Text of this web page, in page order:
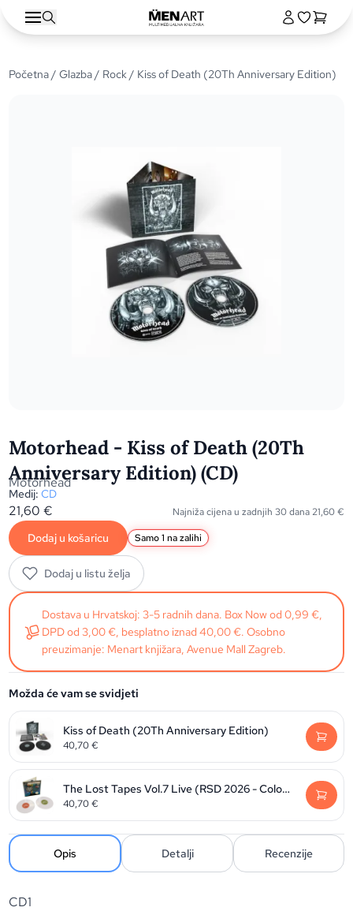
Početna/Glazba/ Rock/ Kiss of Death (20Th Anniversary Edition)
Motorhead - Kiss of Death (20Th
Anniversary Edition) (CD)
Motörhead
Medij: CD
21,60€ Najniža cijena u zadnjih 30 dana 21,60€
Dodaj u košaricu Samo 1 na zalihi
Dodaj u listu želja
Dostava u Hrvatskoj: 3-5 radnih dana. Box Now od 0,99 €,
DPD od 3,00 €, besplatno iznad 40,00 €. Osobno
preuzimanje: Menart knjižara, Avenue Mall Zagreb.
Možda će vam se svidjeti
Kiss of Death (20Th Anniversary Edition)
40,70€
The Lost Tapes Vol.7 Live (RSD 2026 - Colour vinyl)
40,70€
Opis Detalji Recenzije
CD1